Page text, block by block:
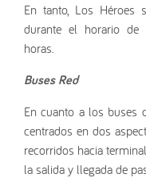
En tanto, Los Héroes
durante el horario de
horas.
Buses Red
En cuanto a los buses
centrados en dos
recorridos hacia
la salida y llegada de